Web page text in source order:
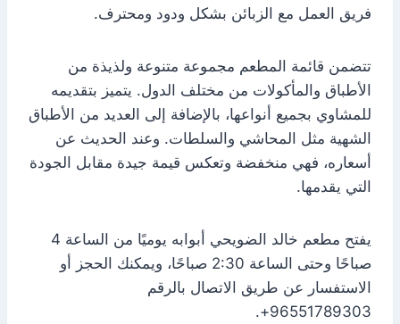
فريق العمل مع الزبائن بشكل ودود ومحترف.
تتضمن قائمة المطعم مجموعة متنوعة ولذيذة من
الأطباق والمأكولات من مختلف الدول. يتميز بتقديمه
للمشاوي بجميع أنواعها، بالإضافة إلى العديد من الأطباق
الشهية مثل المحاشي والسلطات. وعند الحديث عن
أسعاره، فهي منخفضة وتعكس قيمة جيدة مقابل الجودة
التي يقدمها.
يفتح مطعم خالد الضويحي أبوابه يوميًا من الساعة 4
صباحًا وحتى الساعة 2:30 صباحًا، ويمكنك الحجز أو
الاستفسار عن طريق الاتصال بالرقم
96551789303+.